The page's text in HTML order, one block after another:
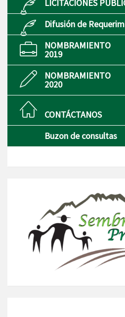
LICITACIONES
Difusión de
NOMBRAMIENTO
2019
NOMBRAMIENTO
2020
CONTÁCTANOS
Buzon de consultas